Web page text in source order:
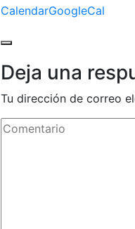
CalendarGoogleCal
Deja una
Tu dirección de correo
Comentario